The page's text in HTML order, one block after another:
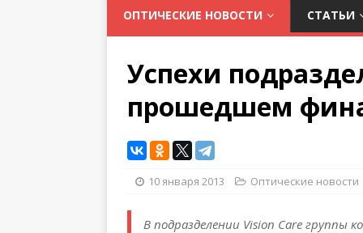
ОПТИЧЕСКИЕ НОВОСТИ СТАТЬИ
Успехи
прошедшем
10 января 2013 Оптические новости
В подразделении Vision Care группы